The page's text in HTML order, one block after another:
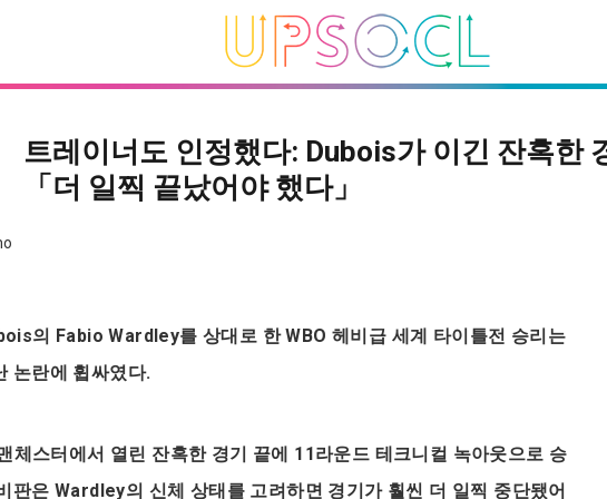
트레이너도 인정했다: Dubois가 이긴 잔혹한
「더 일찍 끝났어야 했다」
의 Fabio Wardley를 상대로 한 WBO 헤비급 세계 타이틀전 승리는
논란에 휩싸였다.
체스터에서 열린 잔혹한 경기 끝에 11라운드 테크니컬 녹아웃으로 승
판은 Wardley의 신체 상태를 고려하면 경기가 훨씬 더 일찍 중단됐어